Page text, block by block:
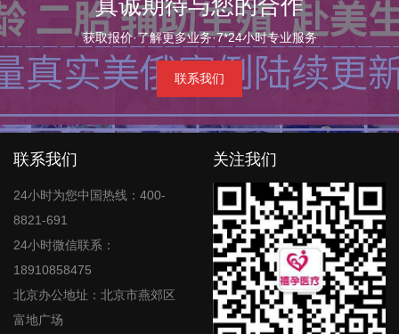
真诚期待与您的合作
获取报价·了解更多业务·7*24小时专业服务
联系我们
联系我们
24小时为您中国热线：400-
8821-691
24小时微信联系：
18910858475
北京办公地址：北京市燕郊区
富地广场
关注我们